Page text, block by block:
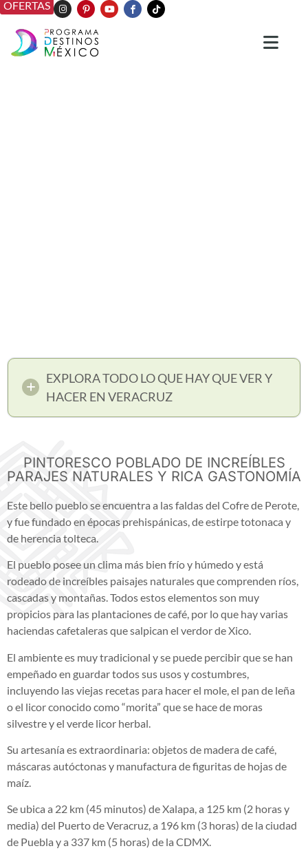
OFERTAS
EXPLORA TODO LO QUE HAY QUE VER Y
HACER EN VERACRUZ
PINTORESCO POBLADO DE INCREÍBLES
PARAJES NATURALES Y RICA GASTONOMÍA
Este bello pueblo se encuentra a las faldas del Cofre de Perote,
y fue fundado en épocas prehispánicas, de estirpe totonaca y
de herencia tolteca.
El pueblo posee un clima más bien frío y húmedo y está
rodeado de increíbles paisajes naturales que comprenden ríos,
cascadas y montañas. Todos estos elementos son muy
propicios para las plantaciones de café, por lo que hay varias
haciendas cafetaleras que salpican el verdor de Xico.
El ambiente es muy tradicional y se puede percibir que se han
empeñado en guardar todos sus usos y costumbres,
incluyendo las viejas recetas para hacer el mole, el pan de leña
o el licor conocido como “morita” que se hace de moras
silvestre y el verde licor herbal.
Su artesanía es extraordinaria: objetos de madera de café,
máscaras autóctonas y manufactura de figuritas de hojas de
maíz.
Se ubica a 22 km (45 minutos) de Xalapa, a 125 km (2 horas y
media) del Puerto de Veracruz, a 196 km (3 horas) de la ciudad
de Puebla y a 337 km (5 horas) de la CDMX.